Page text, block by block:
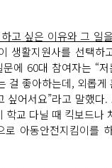
고 싶은 이유와 그 일
생활지원사를 선택하
문에 60대 참여자는 “
걸 좋아하는데, 외롭게
싶어서요”라고 말했다
학교 다닐 때 킥보드나
로 아동안전지킴이를